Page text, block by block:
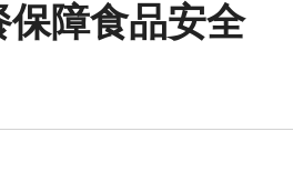
保障食品安全